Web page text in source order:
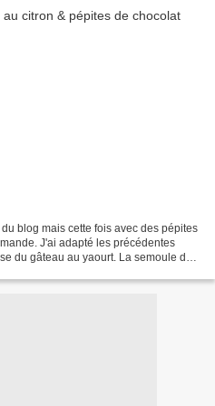
blog mais cette fois avec des pépites
J'ai adapté les précédentes
du gâteau au yaourt. La semoule de